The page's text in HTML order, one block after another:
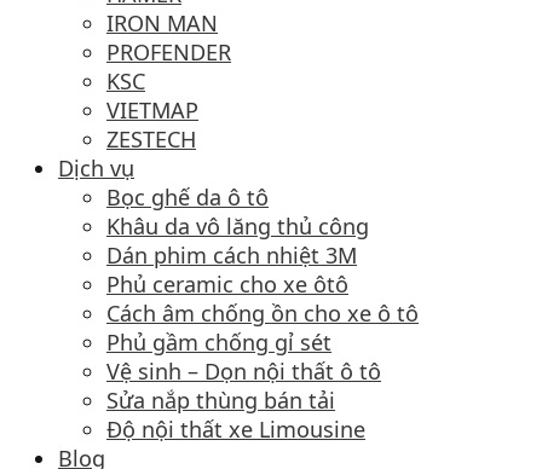
IRON MAN
PROFENDER
KSC
VIETMAP
ZESTECH
Dịch vụ
Bọc ghế da ô tô
Khâu da vô lăng thủ công
Dán phim cách nhiệt 3M
Phủ ceramic cho xe ôtô
Cách âm chống ồn cho xe ô tô
Phủ gầm chống gỉ sét
Vệ sinh – Dọn nội thất ô tô
Sửa nắp thùng bán tải
Độ nội thất xe Limousine
Blog